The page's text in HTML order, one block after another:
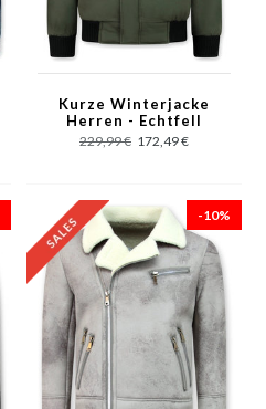
Kurze Winterjacke
Herren - Echtfell
Jacke - Grün
229,99 € 172,49 €
-10%